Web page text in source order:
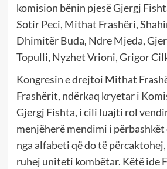
komision bënin pjesë Gjergj
Sotir Peci, Mithat Frashëri,
Dhimitër Buda, Ndre Mjeda,
Topulli, Nyzhet Vrioni, Grigor
Kongresin e drejtoi Mithat
Frashërit, ndërkaq kryetar i
Gjergj Fishta, i cili luajti rol
menjëherë mendimi i përbashkët
nga alfabeti që do të
ruhej uniteti kombëtar. Këtë ide